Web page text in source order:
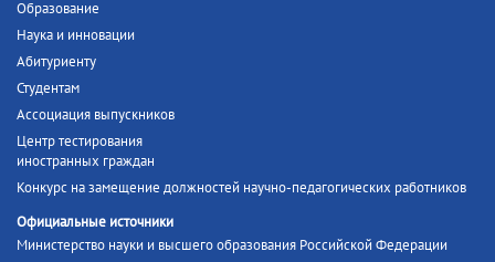
Образование
Наука и инновации
Абитуриенту
Студентам
Ассоциация выпускников
Центр тестирования
иностранных граждан
Конкурс на замещение должностей научно-педагогических работников
Официальные источники
Министерство науки и высшего образования Российской Федерации